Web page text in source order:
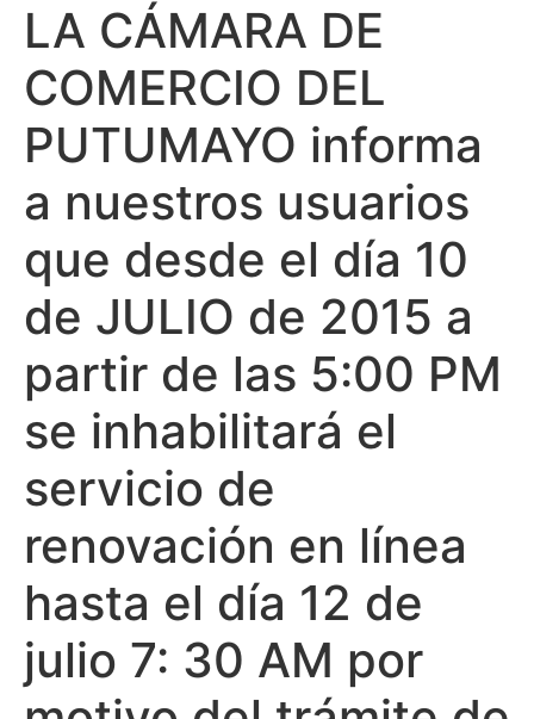
LA CÁMARA DE
COMERCIO DEL
PUTUMAYO informa
a nuestros usuarios
que desde el día 10
de JULIO de 2015 a
partir de las 5:00 PM
se inhabilitará el
servicio de
renovación en línea
hasta el día 12 de
julio 7: 30 AM por